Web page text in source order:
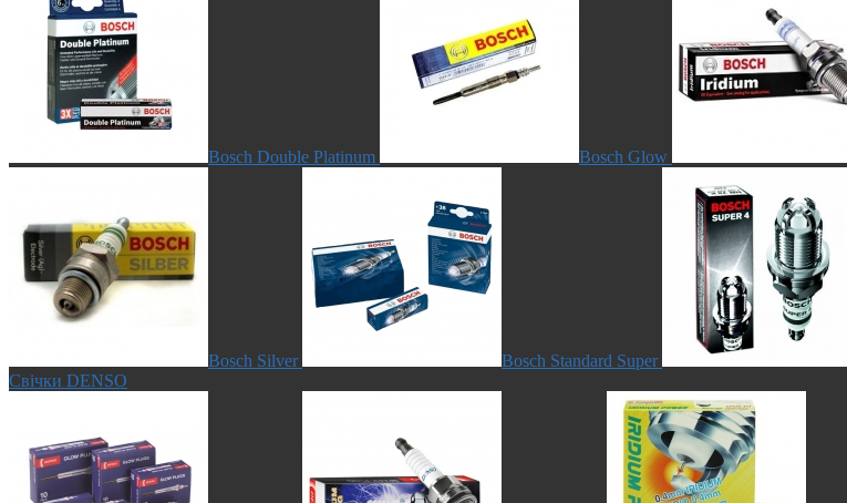
Bosch Double Platinum Bosch Glow
Bosch Silver Bosch Standard Super
Свічки DENSO